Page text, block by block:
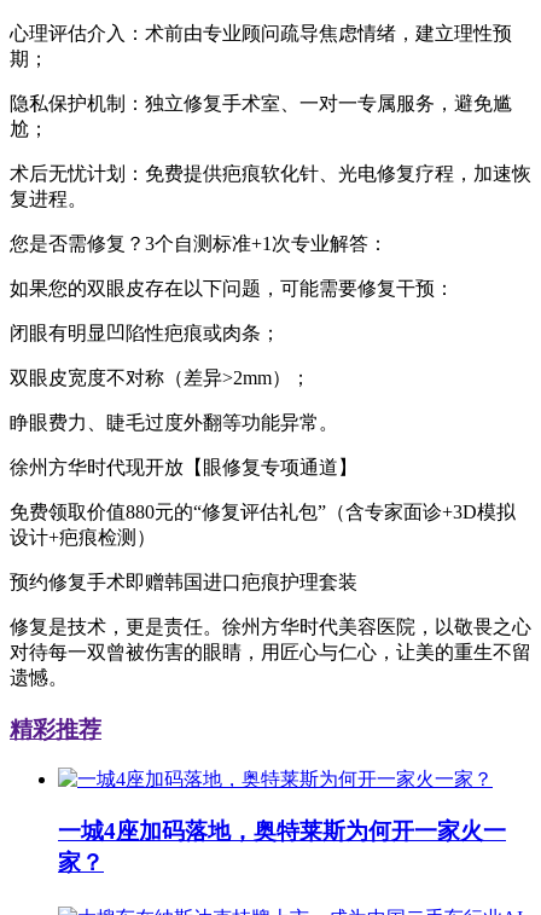
心理评估介入：术前由专业顾问疏导焦虑情绪，建立理性预
期；
隐私保护机制：独立修复手术室、一对一专属服务，避免尴
尬；
术后无忧计划：免费提供疤痕软化针、光电修复疗程，加速恢
复进程。
您是否需修复？3个自测标准+1次专业解答：
如果您的双眼皮存在以下问题，可能需要修复干预：
闭眼有明显凹陷性疤痕或肉条；
双眼皮宽度不对称（差异>2mm）；
睁眼费力、睫毛过度外翻等功能异常。
徐州方华时代现开放【眼修复专项通道】
免费领取价值880元的“修复评估礼包”（含专家面诊+3D模拟
设计+疤痕检测）
预约修复手术即赠韩国进口疤痕护理套装
修复是技术，更是责任。徐州方华时代美容医院，以敬畏之心
对待每一双曾被伤害的眼睛，用匠心与仁心，让美的重生不留
遗憾。
精彩推荐
一城4座加码落地，奥特莱斯为何开一家火一
家？